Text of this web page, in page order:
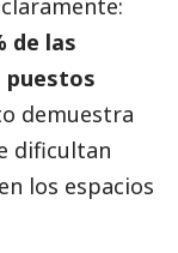
de las
puestos
demuestra
dificultan
los espacios